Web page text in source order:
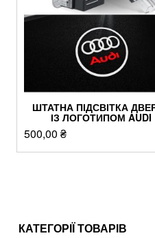
ШТАТНА ПІДСВІТКА
ІЗ ЛОГОТИПОМ AUDI
500,00 ₴
КАТЕГОРІЇ ТОВАРІВ